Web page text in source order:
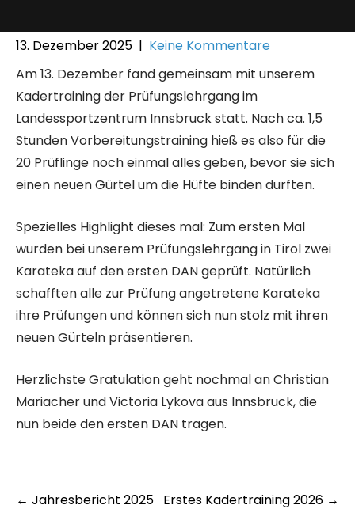
13. Dezember 2025 | Keine Kommentare
Am 13. Dezember fand gemeinsam mit unserem
Kadertraining der Prüfungslehrgang im
Landessportzentrum Innsbruck statt. Nach ca. 1,5
Stunden Vorbereitungstraining hieß es also für die
20 Prüflinge noch einmal alles geben, bevor sie sich
einen neuen Gürtel um die Hüfte binden durften.
Spezielles Highlight dieses mal: Zum ersten Mal
wurden bei unserem Prüfungslehrgang in Tirol zwei
Karateka auf den ersten DAN geprüft. Natürlich
schafften alle zur Prüfung angetretene Karateka
ihre Prüfungen und können sich nun stolz mit ihren
neuen Gürteln präsentieren.
Herzlichste Gratulation geht nochmal an Christian
Mariacher und Victoria Lykova aus Innsbruck, die
nun beide den ersten DAN tragen.
Post
← Jahresbericht 2025 Erstes Kadertraining 2026 →